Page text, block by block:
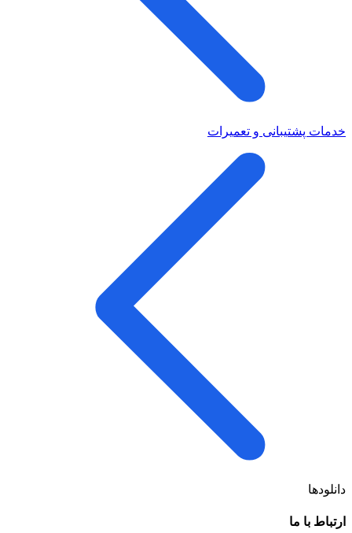
خدمات پشتیبانی و تعمیرات
دانلودها
ارتباط با ما